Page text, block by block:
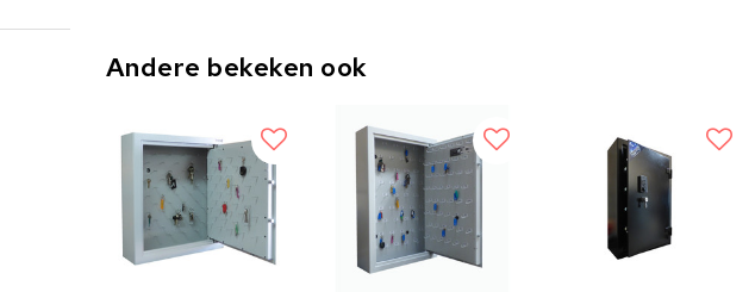
Andere bekeken ook